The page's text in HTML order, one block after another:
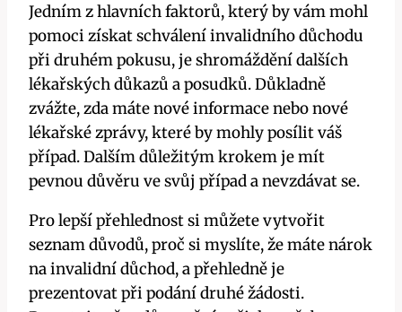
Jedním z hlavních faktorů, který by vám mohl
pomoci získat schválení invalidního důchodu
při druhém pokusu, je shromáždění dalších
lékařských důkazů a posudků. Důkladně
zvážte, zda máte nové informace nebo nové
lékařské zprávy, které by mohly posílit váš
případ. Dalším důležitým krokem je mít
pevnou důvěru ve svůj případ a nevzdávat se.
Pro lepší přehlednost si můžete vytvořit
seznam důvodů, proč si myslíte, že máte nárok
na invalidní důchod, a přehledně je
prezentovat při podání druhé žádosti.